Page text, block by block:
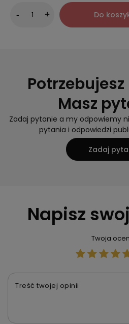
- + Do
Masz
Zadaj pytanie a my odpowiemy
pytania i odpowiedzi
Zadaj
Napisz
Twoja
Treść twojej opinii